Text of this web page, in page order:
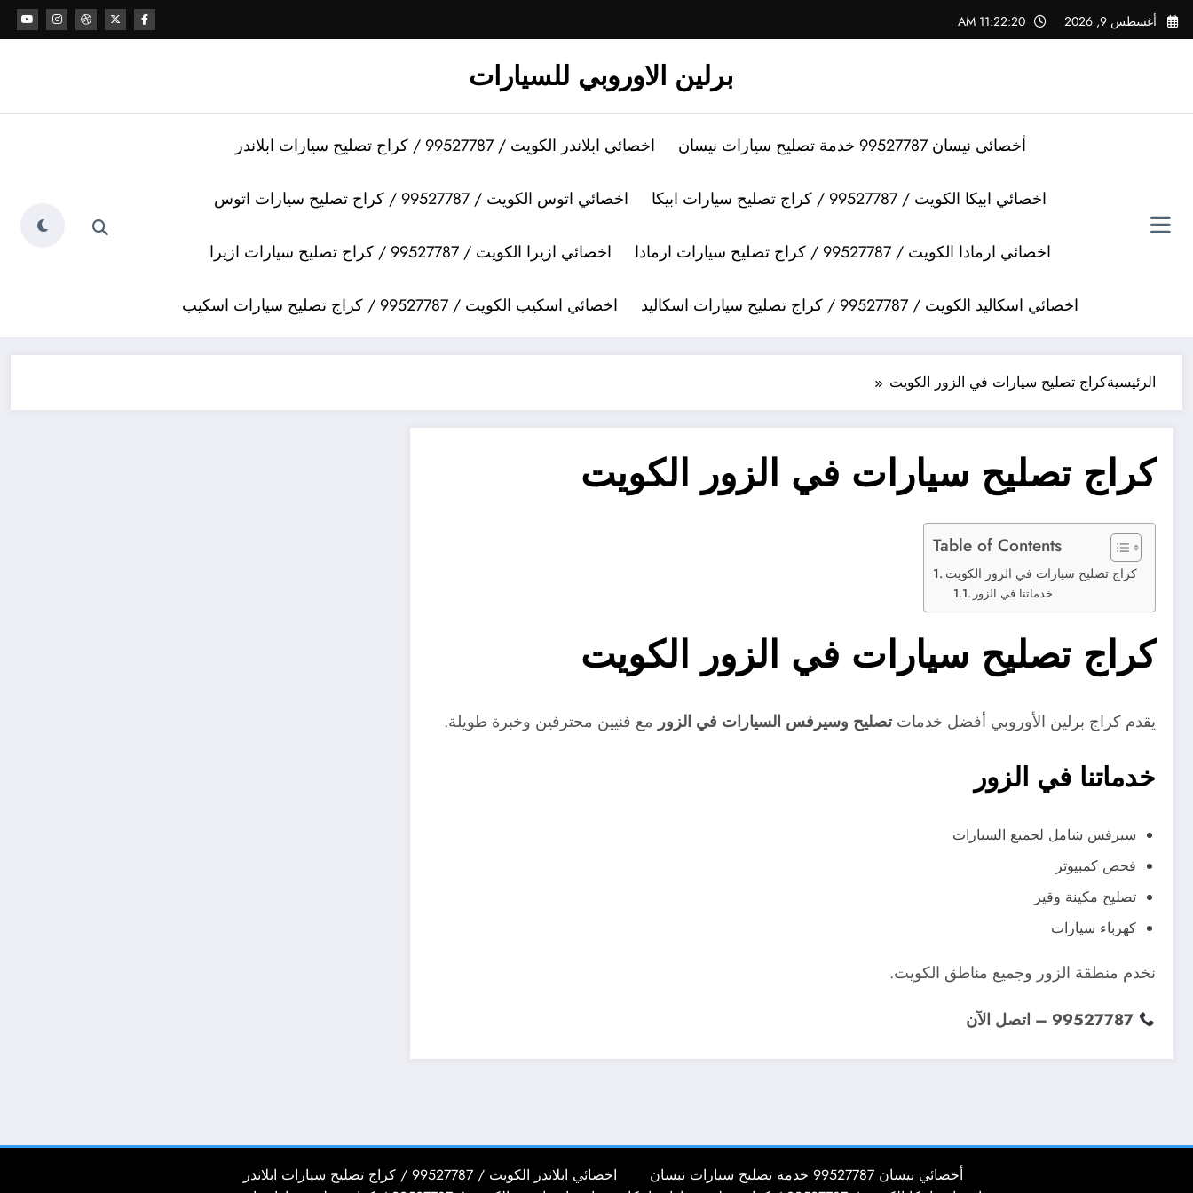
التجاوز
إلى
أغسطس 9, 2026 11:22:20 AM
برلين الاوروبي للسيارات
أخصائي نيسان 99527787 خدمة تصليح سيارات نيسان اخصائي ابلاندر الكويت / 99527787 / كراج تصليح سيارات ابلاندر
اخصائي ابيكا الكويت / 99527787 / كراج تصليح سيارات ابيكا اخصائي اتوس الكويت / 99527787 / كراج تصليح سيارات اتوس
اخصائي ارمادا الكويت / 99527787 / كراج تصليح سيارات ارمادا اخصائي ازيرا الكويت / 99527787 / كراج تصليح سيارات ازيرا
اخصائي اسكاليد الكويت / 99527787 / كراج تصليح سيارات اسكاليد اخصائي اسكيب الكويت / 99527787 / كراج تصليح سيارات اسكيب
الرئيسيةكراج تصليح سيارات في الزور الكويت
كراج تصليح سيارات في الزور الكويت
Table of Contents
كراج تصليح سيارات في الزور الكويت
خدماتنا في الزور
كراج تصليح سيارات في الزور الكويت
يقدم كراج برلين الأوروبي أفضل خدماتتصليح وسيرفس السيارات في الزور مع فنيين محترفين وخبرة طويلة.
خدماتنا في الزور
سيرفس شامل لجميع السيارات
فحص كمبيوتر
تصليح مكينة وقير
كهرباء سيارات
نخدم منطقة الزور وجميع مناطق الكويت.
99527787 – اتصل الآن
أخصائي نيسان 99527787 خدمة تصليح سيارات نيسان
اخصائي ابلاندر الكويت / 99527787 / كراج تصليح سيارات ابلاندر